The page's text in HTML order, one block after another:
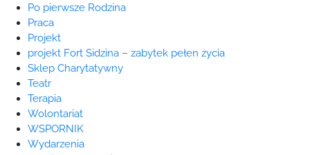
Po pierwsze Rodzina
Praca
Projekt
projekt Fort Sidzina – zabytek pełen życia
Sklep Charytatywny
Teatr
Terapia
Wolontariat
WSPORNIK
Wydarzenia